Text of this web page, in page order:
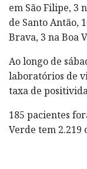
em São Filipe, 3
de Santo Antão,
Brava, 3 na Boa
Ao longo de
laboratórios de
taxa de
185 pacientes
Verde tem 2.219